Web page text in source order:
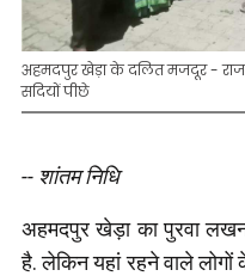
अहमदपुर खेड़ा के दलित मजदूर -
सदियों पीछे
-- शांतम निधि
अहमदपुर खेड़ा का पुरवा
है. लेकिन यहां रहने वाले लोगों